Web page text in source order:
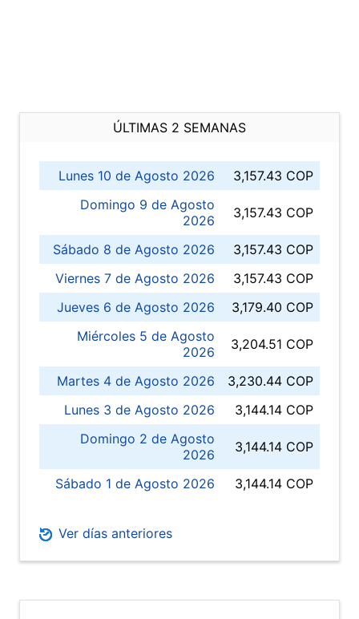
ÚLTIMAS 2 SEMANAS
Lunes 10 de Agosto 2026
3,157.43 COP
Domingo 9 de Agosto
2026
3,157.43 COP
Sábado 8 de Agosto 2026
3,157.43 COP
Viernes 7 de Agosto 2026
3,157.43 COP
Jueves 6 de Agosto 2026
3,179.40 COP
Miércoles 5 de Agosto
2026
3,204.51 COP
Martes 4 de Agosto 2026
3,230.44 COP
Lunes 3 de Agosto 2026
3,144.14 COP
Domingo 2 de Agosto
2026
3,144.14 COP
Sábado 1 de Agosto 2026 3,144.14 COP
Ver días anteriores